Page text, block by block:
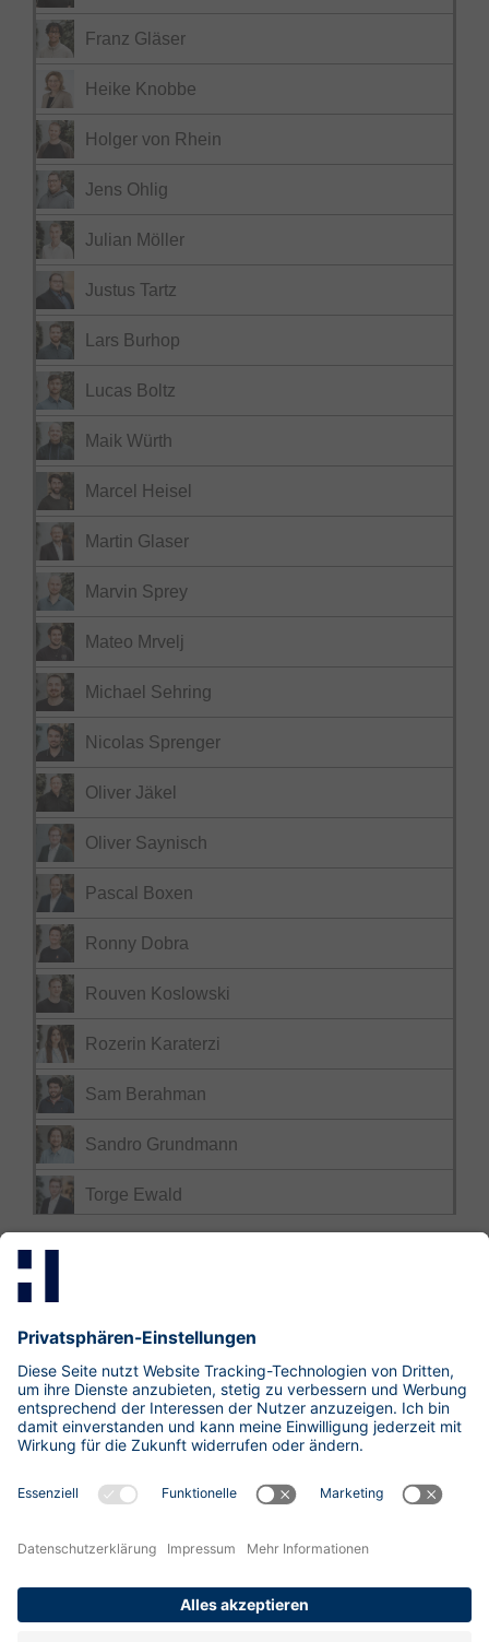
Franz Gläser
Heike Knobbe
Holger von Rhein
Jens Ohlig
Julian Möller
Justus Tartz
Lars Burhop
Lucas Boltz
Maik Würth
Marcel Heisel
Martin Glaser
Marvin Sprey
Mateo Mrvelj
Michael Sehring
Nicolas Sprenger
Oliver Jäkel
Oliver Saynisch
Pascal Boxen
Ronny Dobra
Rouven Koslowski
Rozerin Karaterzi
Sam Berahman
Sandro Grundmann
Torge Ewald
Mastodon
LinkedIn
Xing
Impressum